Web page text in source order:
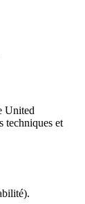
United
techniques et